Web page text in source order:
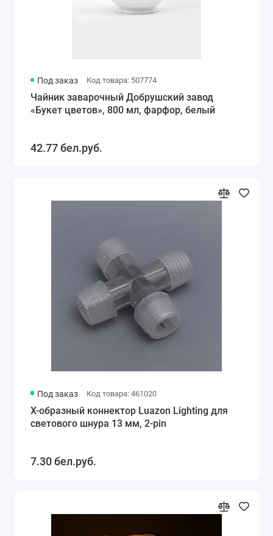
Под заказ Код товара: 507774
Чайник заварочный Добрушский завод
«Букет цветов», 800 мл, фарфор, белый
42.77 бел.руб.
Под заказ Код товара: 461020
Х-образный коннектор Luazon Lighting для
светового шнура 13 мм, 2-pin
7.30 бел.руб.